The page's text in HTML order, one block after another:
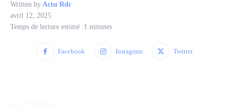
Written by Actu Rdc
avril 12, 2025
Temps de lecture estimé :1 minutes
Facebook Instagram Twitter